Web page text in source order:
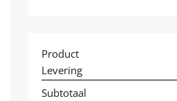
Product
Levering
Subtotaal